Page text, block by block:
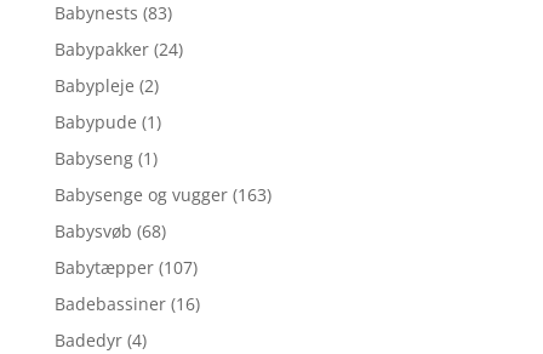
Babynests (83)
Babypakker (24)
Babypleje (2)
Babypude (1)
Babyseng (1)
Babysenge og vugger (163)
Babysvøb (68)
Babytæpper (107)
Badebassiner (16)
Badedyr (4)